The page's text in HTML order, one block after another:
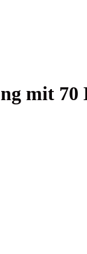
mit 70